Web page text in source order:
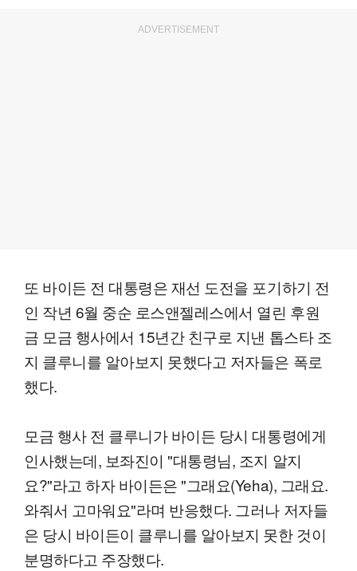
ADVERTISEMENT
또 바이든 전 대통령은 재선 도전을 포기하기 전
인 작년 6월 중순 로스앤젤레스에서 열린 후원
금 모금 행사에서 15년간 친구로 지낸 톱스타 조
지 클루니를 알아보지 못했다고 저자들은 폭로
했다.
모금 행사 전 클루니가 바이든 당시 대통령에게
인사했는데, 보좌진이 "대통령님, 조지 알지
요?"라고 하자 바이든은 "그래요(Yeha), 그래요.
와줘서 고마워요"라며 반응했다. 그러나 저자들
은 당시 바이든이 클루니를 알아보지 못한 것이
분명하다고 주장했다.